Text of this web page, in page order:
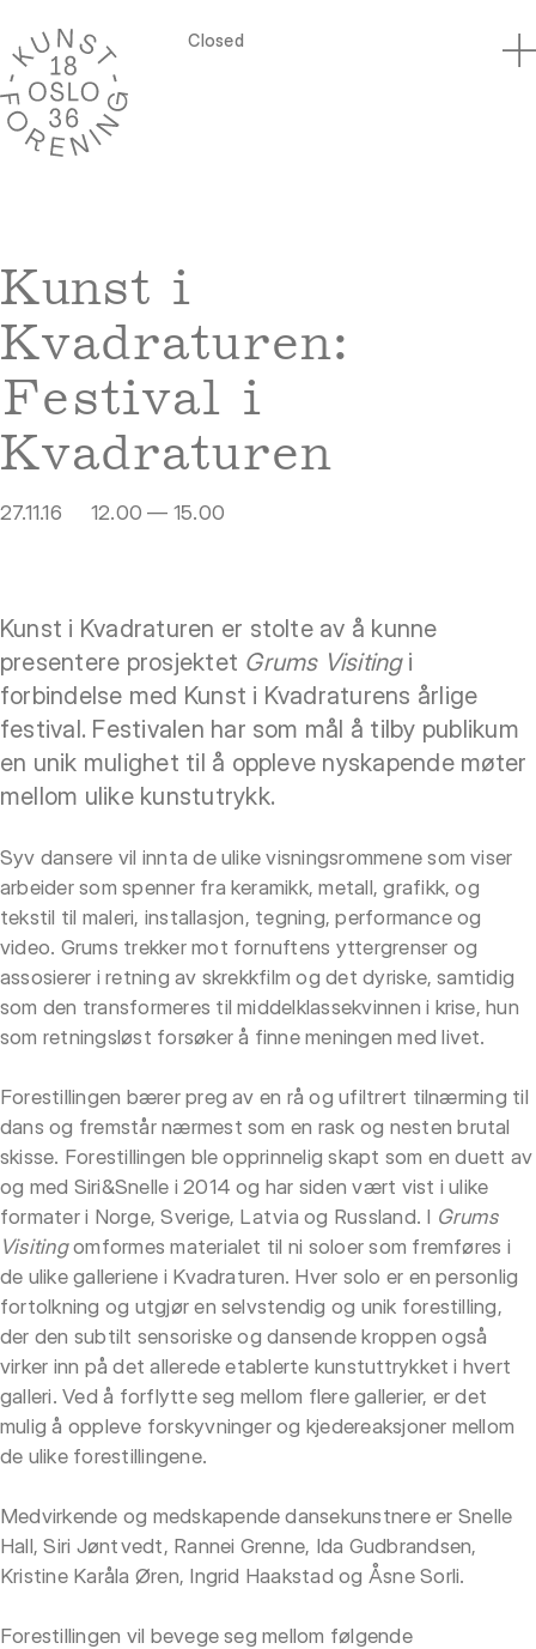
Closed
Kunst i
Kvadraturen:
Festival i
Kvadraturen
27.11.16 12.00 — 15.00
Kunst i Kvadraturen er stolte av å kunne
presentere prosjektet Grums Visitingi
forbindelse med Kunst i Kvadraturens årlige
festival. Festivalen har som mål å tilby publikum
en unik mulighet til å oppleve nyskapende møter
mellom ulike kunstutrykk.
Syv dansere vil innta de ulike visningsrommene som viser
arbeider som spenner fra keramikk, metall, grafikk, og
tekstil til maleri, installasjon, tegning, performance og
video. Grums trekker mot fornuftens yttergrenser og
assosierer i retning av skrekkfilm og det dyriske, samtidig
som den transformeres til middelklassekvinnen i krise, hun
som retningsløst forsøker å finne meningen med livet.
Forestillingen bærer preg av en rå og ufiltrert tilnærming til
dans og fremstår nærmest som en rask og nesten brutal
skisse. Forestillingen ble opprinnelig skapt som en duett av
og med Siri&Snelle i 2014 og har siden vært vist i ulike
formater i Norge, Sverige, Latvia og Russland. I Grums
Visitingomformes materialet til ni soloer som fremføres i
de ulike galleriene i Kvadraturen. Hver solo er en personlig
fortolkning og utgjør en selvstendig og unik forestilling,
der den subtilt sensoriske og dansende kroppen også
virker inn på det allerede etablerte kunstuttrykket i hvert
galleri. Ved å forflytte seg mellom flere gallerier, er det
mulig å oppleve forskyvninger og kjedereaksjoner mellom
de ulike forestillingene.
Medvirkende og medskapende dansekunstnere er Snelle
Hall, Siri Jøntvedt, Rannei Grenne, Ida Gudbrandsen,
Kristine Karåla Øren, Ingrid Haakstad og Åsne Sorli.
Forestillingen vil bevege seg mellom følgende